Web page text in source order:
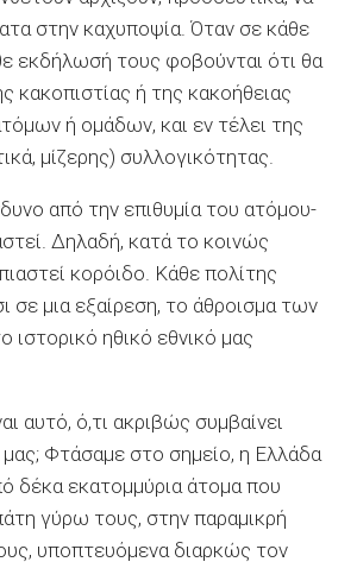
στην καχυποψία. Όταν σε κάθε
εκδήλωσή τους φοβούνται ότι θα
κακοπιστίας ή της κακοήθειας
ή ομάδων, και εν τέλει της
μίζερης) συλλογικότητας.
από την επιθυμία του ατόμου-
Δηλαδή, κατά το κοινώς
κορόιδο. Κάθε πολίτης
σε μια εξαίρεση, το άθροισμα των
ιστορικό ηθικό εθνικό μας
αυτό, ό,τι ακριβώς συμβαίνει
Φτάσαμε στο σημείο, η Ελλάδα
δέκα εκατομμύρια άτομα που
γύρω τους, στην παραμικρή
υποπτευόμενα διαρκώς τον